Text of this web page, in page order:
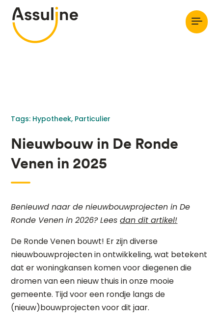
Tags: Hypotheek Particulier
Nieuwbouw in De Ronde
Venen in 2025
Benieuwd naar de nieuwbouwprojecten in De
Ronde Venen in 2026? Leesdan dit artikel!
De Ronde Venen bouwt! Er zijn diverse
nieuwbouwprojecten in ontwikkeling, wat betekent
dat er woningkansen komen voor diegenen die
dromen van een nieuw thuis in onze mooie
gemeente. Tijd voor een rondje langs de
(nieuw)bouwprojecten voor dit jaar.